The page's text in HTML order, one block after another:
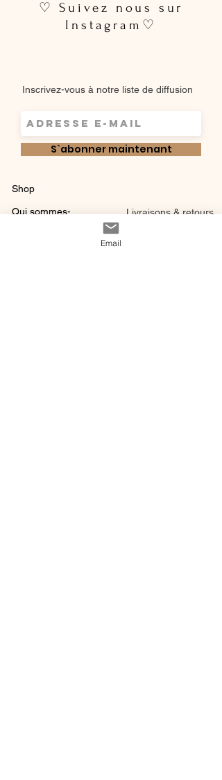
♡ Suivez nous sur
Instagram♡
Inscrivez-vous à notre liste de diffusion
S`abonner maintenant
Shop
Qui sommes-
instagram
Livraisons & retours
Email